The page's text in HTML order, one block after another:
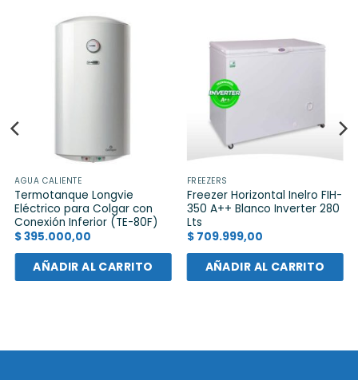
AGUA CALIENTE
Termotanque Longvie
Eléctrico para Colgar con
Conexión Inferior (TE-80F)
$395.000,00
AÑADIR AL CARRITO
FREEZERS
Freezer Horizontal Inelro FIH-
350 A++ Blanco Inverter 280
Lts
$709.999,00
AÑADIR AL CARRITO